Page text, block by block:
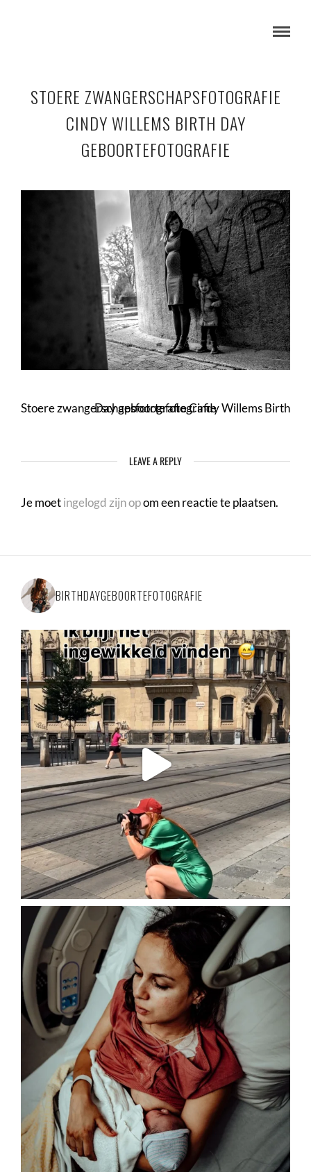
STOERE ZWANGERSCHAPSFOTOGRAFIE
CINDY WILLEMS BIRTH DAY
GEBOORTEFOTOGRAFIE
Stoere zwangerschapsfotografie Cindy Willems Birth Day geboortefotografie
LEAVE A REPLY
Je moetingelogd zijn opom een reactie te plaatsen.
BIRTHDAYGEBOORTEFOTOGRAFIE